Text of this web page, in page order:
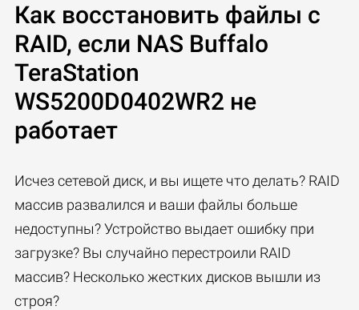
Как восстановить файлы с
RAID, если NAS Buffalo
TeraStation
WS5200D0402WR2 не
работает
Исчез сетевой диск, и вы ищете что делать? RAID
массив развалился и ваши файлы больше
недоступны? Устройство выдает ошибку при
загрузке? Вы случайно перестроили RAID
массив? Несколько жестких дисков вышли из
строя?